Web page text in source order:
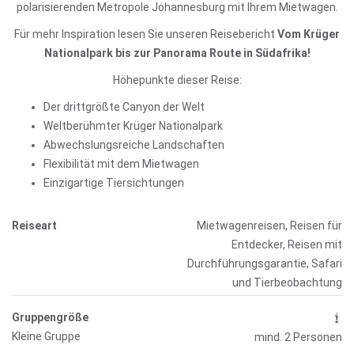
polarisierenden Metropole Johannesburg mit Ihrem Mietwagen.
Für mehr Inspiration lesen Sie unseren ReiseberichtVom Krüger
Nationalpark bis zur Panorama Route in Südafrika!
Höhepunkte dieser Reise:
Der drittgrößte Canyon der Welt
Weltberühmter Krüger Nationalpark
Abwechslungsreiche Landschaften
Flexibilität mit dem Mietwagen
Einzigartige Tiersichtungen
Reiseart
Mietwagenreisen, Reisen für
Entdecker, Reisen mit
Durchführungsgarantie, Safari
und Tierbeobachtung
Gruppengröße
Kleine Gruppe
mind. 2 Personen